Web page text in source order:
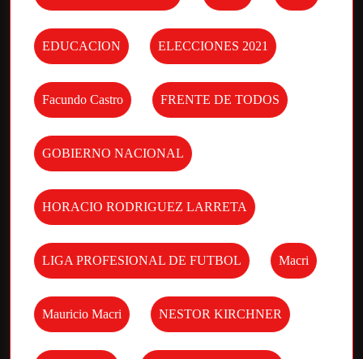
EDUCACION ELECCIONES 2021
Facundo Castro FRENTE DE TODOS
GOBIERNO NACIONAL
HORACIO RODRIGUEZ LARRETA
LIGA PROFESIONAL DE FUTBOL Macri
Mauricio Macri NESTOR KIRCHNER